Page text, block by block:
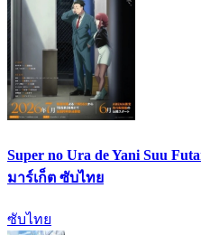
Super no Ura de Yani Suu
มาร์เก็ต ซับไทย
ซับไทย